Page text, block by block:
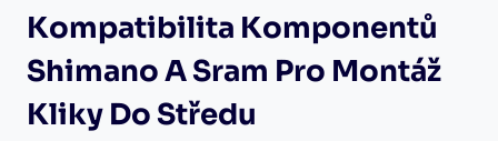
Kompatibilita Komponentů
Shimano A Sram Pro Montáž
Kliky Do Středu